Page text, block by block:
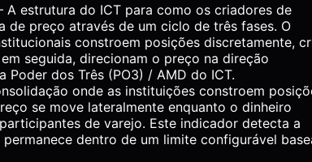
estrutura do ICT para como os criadores de
de preço através de um ciclo de três fases. O
constroem posições discretamente,
seguida, direcionam o preço na direção
dos Três (PO3) / AMD do ICT.
onde as instituições constroem
se move lateralmente enquanto o dinheiro
de varejo. Este indicador detecta a
dentro de um limite configurável